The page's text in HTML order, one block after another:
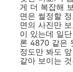
게 더 복잡해
면은 썰정할
면의 사진만
이 있는데 일
론 4870 같은
정도만 봐도
같아 보이는